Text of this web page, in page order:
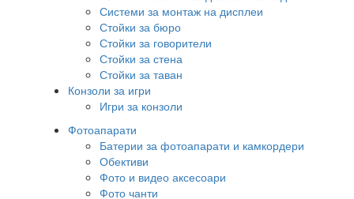
Системи за монтаж на дисплеи
Стойки за бюро
Стойки за говорители
Стойки за стена
Стойки за таван
Конзоли за игри
Игри за конзоли
Фотоапарати
Батерии за фотоапарати и камкордери
Обективи
Фото и видео аксесоари
Фото чанти